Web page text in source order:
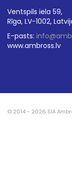
Ventspils iela 59,
Rīga, LV-1002,
E-pasts:
www.ambross.lv
© 2014 - 2026 SIA